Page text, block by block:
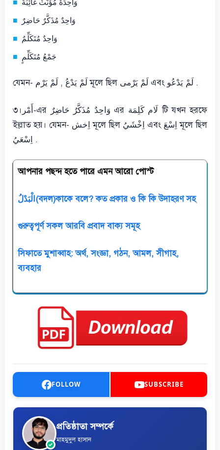
وَاحِدَةٌ مُؤَنَّثٌ غَائِبَةٌ
وَاحِدٌ مُذَكَّرٌ حَاضِرٌ
وَاحِدٌ مُتَكَلِّمٌ
جَمْعُ مُتَكَلِّمٍ
যেমন- لَمْ يَدْعُ , لَمْ يَرْم মূলে ছিল لَمْ يَرْمی এবং لَمْ يَدْعُو .
৩।أَمْر-এর وَاحِدٌ مُذَكَّرٌ حَاضِرٌ এর لَام كَلِمَة টি যখন হরফে
ইল্লাত হয়। যেমন- اِخش মূলে ছিল اِخْشَيُ এবং اِسْعَ মূলে ছিল
اِسْعَيُ .
আপনার পছন্দ হতে পারে এমন আরো পোস্ট
الْبَدْلُ(বদল)কাকে বলে? কত প্রকার ও কি কি উদাহরণ সহ
গুরুত্বপূর্ণ সকল আরবি প্রবাদ বাক্য সমূহ
সিফাতে মুশাব্বাহ: অর্থ, সংজ্ঞা, গঠন, আমল, সীগাহ,
ব্যবহার
FOLLOW SUBSCRIBE
প্রতিষ্ঠাতা সম্পর্কে
মাহমুদুল হাসান